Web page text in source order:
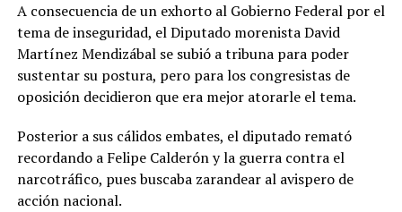
A consecuencia de un exhorto al Gobierno Federal por el
tema de inseguridad, el Diputado morenista David
Martínez Mendizábal se subió a tribuna para poder
sustentar su postura, pero para los congresistas de
oposición decidieron que era mejor atorarle el tema.
Posterior a sus cálidos embates, el diputado remató
recordando a Felipe Calderón y la guerra contra el
narcotráfico, pues buscaba zarandear al avispero de
acción nacional.